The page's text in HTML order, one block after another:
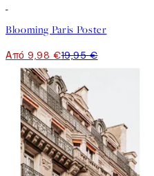
Blooming Paris Poster
Από 9,98 €19,95 €